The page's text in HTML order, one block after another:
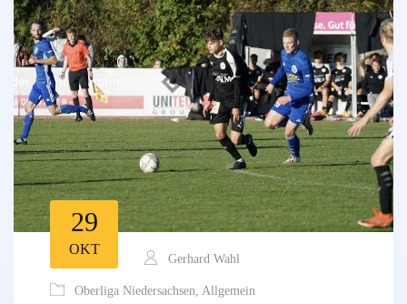
29
OKT
Gerhard Wahl
Oberliga Niedersachsen Allgemein